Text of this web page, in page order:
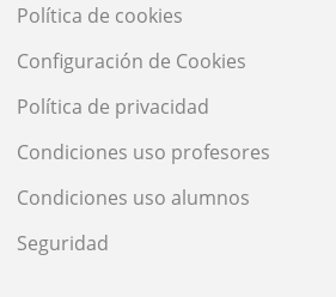
Política de cookies
Configuración de Cookies
Política de privacidad
Condiciones uso profesores
Condiciones uso alumnos
Seguridad